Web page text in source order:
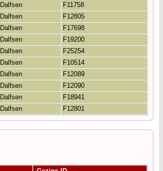
Dalfsen
F11758
Dalfsen
F12805
Dalfsen
F17698
Dalfsen
F19200
Dalfsen
F25254
Dalfsen
F10514
Dalfsen
F12089
Dalfsen
F12090
Dalfsen
F18941
Dalfsen F12801